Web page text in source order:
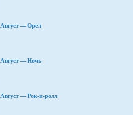
Август — Орёл
Август — Ночь
Август — Рок-н-ролл